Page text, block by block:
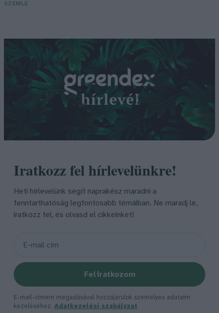
SZEMLE
Iratkozz fel hírlevelünkre!
Heti hírlevelünk segít naprakész maradni a
fenntarthatóság legfontosabb témáiban. Ne maradj le,
iratkozz fel, és olvasd el cikkeinket!
Feliratkozom
E-mail-címem megadásával hozzájárulok személyes adataim
kezeléséhez. Adatkezelési szabályzat